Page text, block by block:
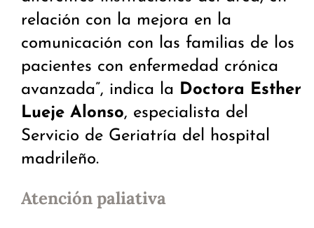
relación con la mejora en la
comunicación con las familias de los
pacientes con enfermedad crónica
avanzada”, indica la Doctora Esther
Lueje Alonso, especialista del
Servicio de Geriatría del hospital
madrileño.
Atención paliativa